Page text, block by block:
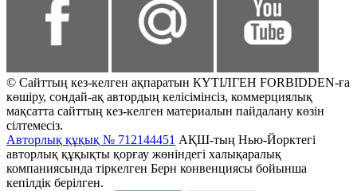
© Сайттың кез-келген ақпаратын КҮТІЛГЕН FORBIDDEN-ға
көшіру, сондай-ақ автордың келісімінсіз, коммерциялық
мақсатта сайттың кез-келген материалын пайдалану көзін
сілтемесіз.
Авторлық құқық № 712144451 АҚШ-тың Нью-Йорктегі
авторлық құқықты қорғау жөніндегі халықаралық
компаниясында тіркелген Берн конвенциясы бойынша
кепілдік берілген.